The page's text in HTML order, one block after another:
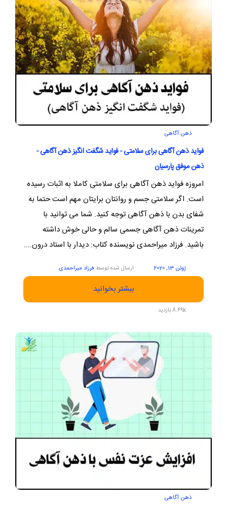
ذهن آگاهی
فواید ذهن آگاهی برای سلامتی - فواید شگفت انگیز ذهن آگاهی -
ذهن موفق پارسیان
امروزه فواید ذهن آگاهی برای سلامتی کاملا به اثبات رسیده
است. اگر سلامتی جسم و روانتان برایتان مهم است حتما به
شفای بدن با ذهن آگاهی توجه کنید. شما می توانید با
تمرینات ذهن آگاهی جسمی سالم و حالی خوش داشته
باشید. فرزاد میراحمدی نویسنده کتاب: دیدار با استاد درون....
ژوئن 13, 2020 ارسال شده توسط فرزاد میراحمدی
بیشتر بخوانید
ذهن آگاهی